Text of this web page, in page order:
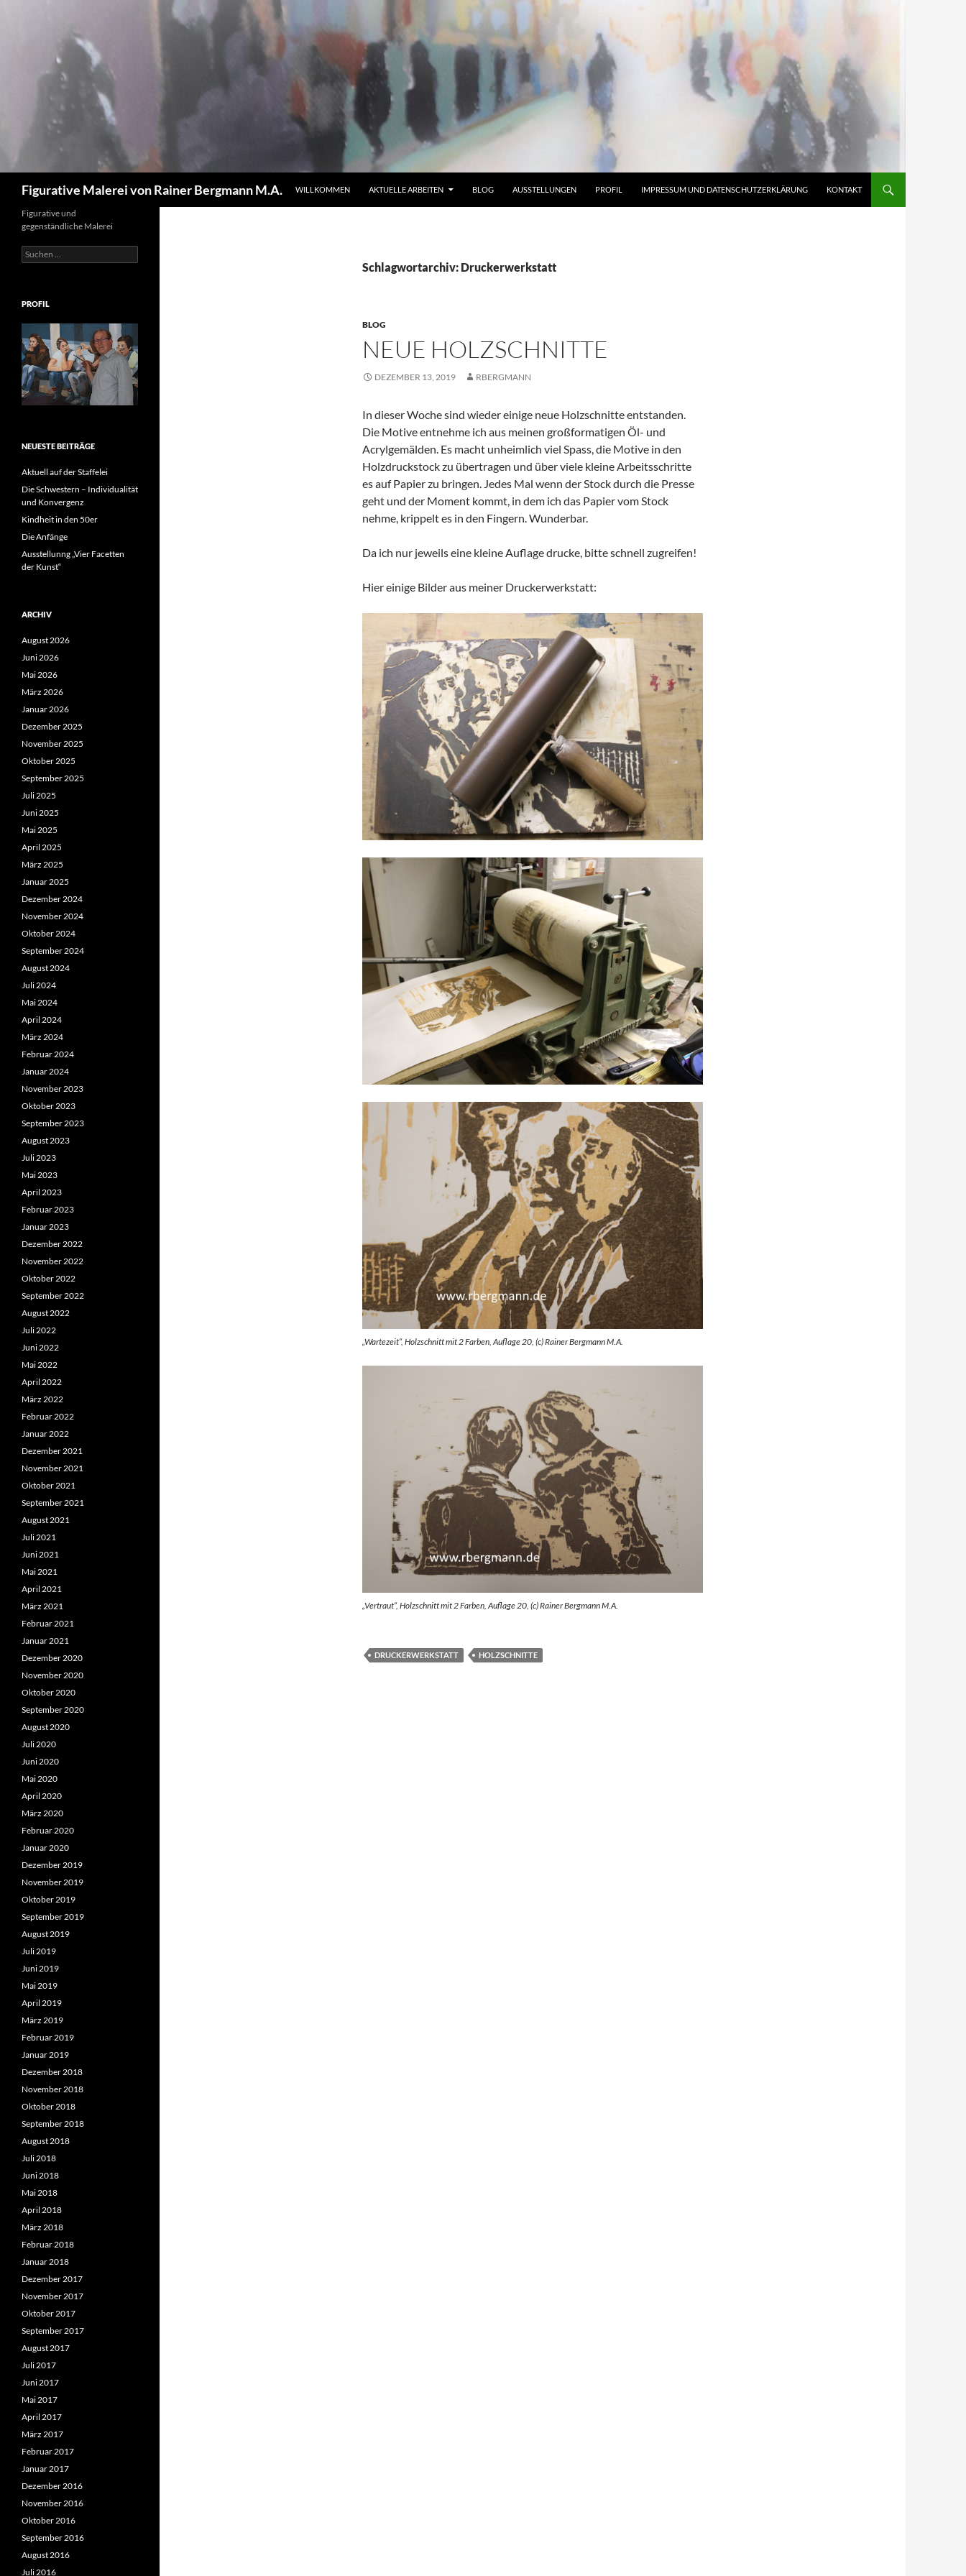
Figurative Malerei von Rainer Bergmann M.A. WILLKOMMEN AKTUELLE ARBEITEN BLOG AUSSTELLUNGEN PROFIL IMPRESSUM UND DATENSCHUTZERKLÄRUNG KONTAKT
Schlagwortarchiv: Druckerwerkstatt
BLOG
NEUE HOLZSCHNITTE
DEZEMBER 13, 2019 RBERGMANN
In dieser Woche sind wieder einige neue Holzschnitte entstanden.
Die Motive entnehme ich aus meinen großformatigen Öl- und
Acrylgemälden. Es macht unheimlich viel Spass, die Motive in den
Holzdruckstock zu übertragen und über viele kleine Arbeitsschritte
es auf Papier zu bringen. Jedes Mal wenn der Stock durch die Presse
geht und der Moment kommt, in dem ich das Papier vom Stock
nehme, krippelt es in den Fingern. Wunderbar.
Da ich nur jeweils eine kleine Auflage drucke, bitte schnell zugreifen!
Hier einige Bilder aus meiner Druckerwerkstatt:
„Wartezeit“, Holzschnitt mit 2 Farben, Auflage 20, (c) Rainer Bergmann M.A.
„Vertraut“, Holzschnitt mit 2 Farben, Auflage 20, (c) Rainer Bergmann M.A.
DRUCKERWERKSTATT HOLZSCHNITTE
Figurative und
gegenständliche Malerei
Suchen
nach:
PROFIL
NEUESTE BEITRÄGE
Aktuell auf der Staffelei
Die Schwestern – Individualität
und Konvergenz
Kindheit in den 50er
Die Anfänge
Ausstellunng „Vier Facetten
der Kunst“
ARCHIV
August 2026
Juni 2026
Mai 2026
März 2026
Januar 2026
Dezember 2025
November 2025
Oktober 2025
September 2025
Juli 2025
Juni 2025
Mai 2025
April 2025
März 2025
Januar 2025
Dezember 2024
November 2024
Oktober 2024
September 2024
August 2024
Juli 2024
Mai 2024
April 2024
März 2024
Februar 2024
Januar 2024
November 2023
Oktober 2023
September 2023
August 2023
Juli 2023
Mai 2023
April 2023
Februar 2023
Januar 2023
Dezember 2022
November 2022
Oktober 2022
September 2022
August 2022
Juli 2022
Juni 2022
Mai 2022
April 2022
März 2022
Februar 2022
Januar 2022
Dezember 2021
November 2021
Oktober 2021
September 2021
August 2021
Juli 2021
Juni 2021
Mai 2021
April 2021
März 2021
Februar 2021
Januar 2021
Dezember 2020
November 2020
Oktober 2020
September 2020
August 2020
Juli 2020
Juni 2020
Mai 2020
April 2020
März 2020
Februar 2020
Januar 2020
Dezember 2019
November 2019
Oktober 2019
September 2019
August 2019
Juli 2019
Juni 2019
Mai 2019
April 2019
März 2019
Februar 2019
Januar 2019
Dezember 2018
November 2018
Oktober 2018
September 2018
August 2018
Juli 2018
Juni 2018
Mai 2018
April 2018
März 2018
Februar 2018
Januar 2018
Dezember 2017
November 2017
Oktober 2017
September 2017
August 2017
Juli 2017
Juni 2017
Mai 2017
April 2017
März 2017
Februar 2017
Januar 2017
Dezember 2016
November 2016
Oktober 2016
September 2016
August 2016
Juli 2016